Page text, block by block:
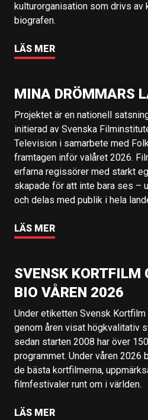
kulturorganisation som drivs av
biografen.
LÄS MER
MINA DRÖMMARS
Projektet är en nationell
initierad av Svenska
Television i samarbete med
framtagen inför valåret 2026.
erfarna regissörer med starkt
skapade för att inte bara ses –
och delas med publik i hela
LÄS MER
SVENSK KORTFILM
BIO VÅREN 2026
Under etiketten Svensk
genom åren visat högkvalitativ
sedan starten 2008 har över
programmet. Under våren 2026
de bästa kortfilmerna,
filmfestivaler runt om i världen.
LÄS MER